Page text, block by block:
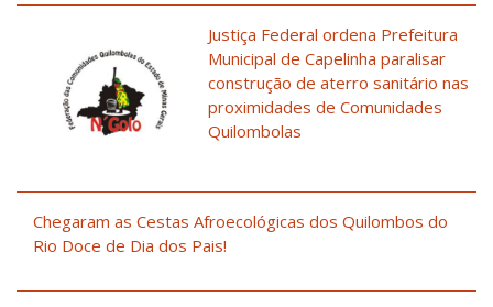
Justiça Federal ordena Prefeitura
Municipal de Capelinha paralisar
construção de aterro sanitário nas
proximidades de Comunidades
Quilombolas
Chegaram as Cestas Afroecológicas dos Quilombos do
Rio Doce de Dia dos Pais!